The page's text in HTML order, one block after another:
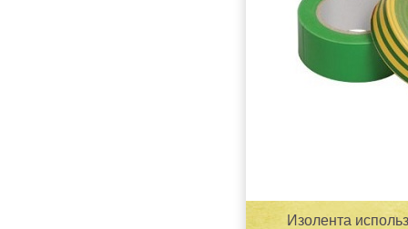
Изолента